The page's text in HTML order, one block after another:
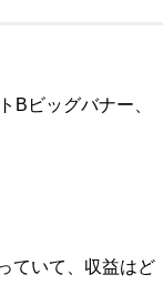
Bビッグバナー、
ていて、収益はど